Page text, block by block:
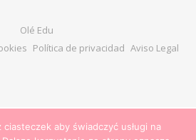
Olé Edu
Política de privacidad Aviso Legal
aby świadczyć usługi na